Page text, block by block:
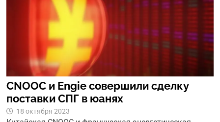
CNOOC и Engie совершили сделку
поставки СПГ в юанях
18 октября 2023